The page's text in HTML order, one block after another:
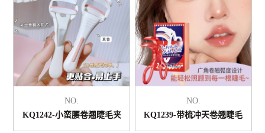
NO.
KQ1242-小蛮腰卷翘睫毛夹
NO.
KQ1239-带梳冲天卷翘睫毛